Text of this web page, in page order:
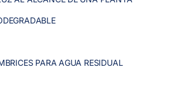
PARA AGUA RESIDUAL